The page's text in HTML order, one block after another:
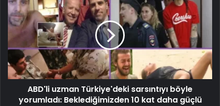
ABD'li uzman Türkiye'deki sarsıntıyı böyle
yorumladı: Beklediğimizden 10 kat daha güçlü